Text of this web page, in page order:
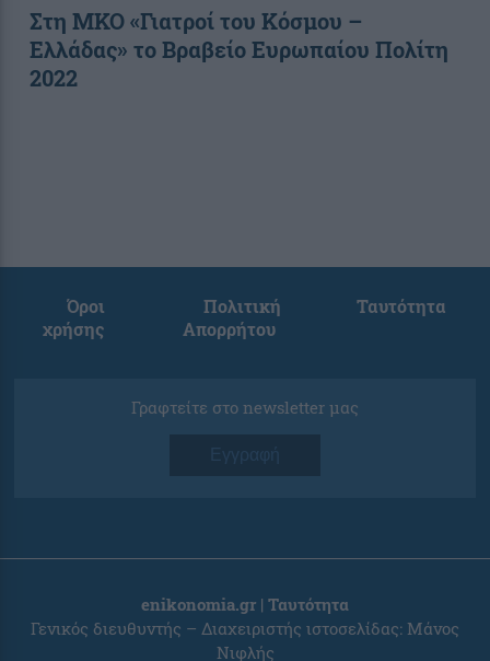
Στη ΜΚΟ «Γιατροί του Κόσμου –
Ελλάδας» το Βραβείο Ευρωπαίου Πολίτη
2022
Όροι
χρήσης
Πολιτική
Απορρήτου
Ταυτότητα
Γραφτείτε στο newsletter μας
Εγγραφή
enikonomia.gr | Ταυτότητα
Γενικός διευθυντής – Διαχειριστής ιστοσελίδας: Μάνος
Νιφλής